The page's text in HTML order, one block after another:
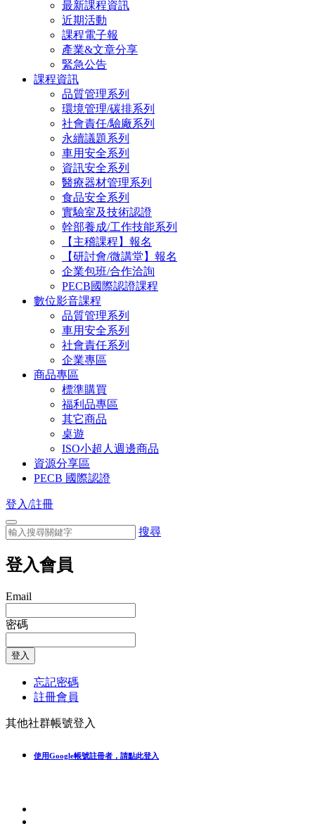
最新課程資訊
近期活動
課程電子報
產業&文章分享
緊急公告
課程資訊
品質管理系列
環境管理/碳排系列
社會責任/驗廠系列
永續議題系列
車用安全系列
資訊安全系列
醫療器材管理系列
食品安全系列
實驗室及技術認證
幹部養成/工作技能系列
【主稽課程】報名
【研討會/微講堂】報名
企業包班/合作洽詢
PECB國際認證課程
數位影音課程
品質管理系列
車用安全系列
社會責任系列
企業專區
商品專區
標準購買
福利品專區
其它商品
桌遊
ISO小超人週邊商品
資源分享區
PECB 國際認證
登入/註冊
搜尋
登入會員
Email
密碼
登入
忘記密碼
註冊會員
其他社群帳號登入
使用Google帳號註冊者，請點此登入